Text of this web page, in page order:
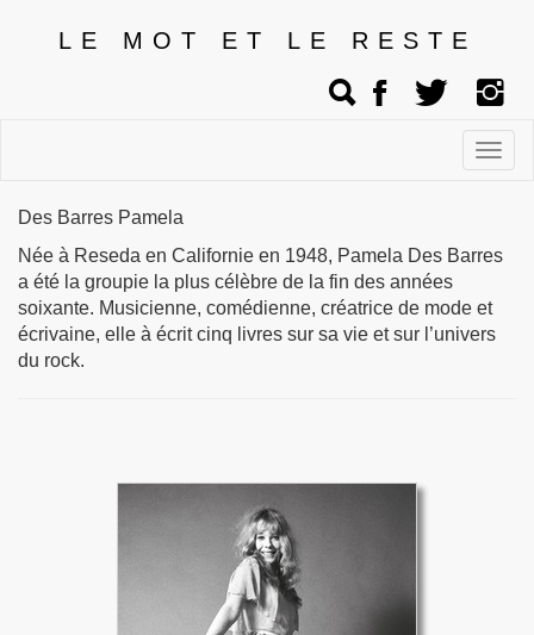
LE MOT ET LE RESTE
Des Barres Pamela
Née à Reseda en Californie en 1948, Pamela Des Barres
a été la groupie la plus célèbre de la fin des années
soixante. Musicienne, comédienne, créatrice de mode et
écrivaine, elle à écrit cinq livres sur sa vie et sur l’univers
du rock.